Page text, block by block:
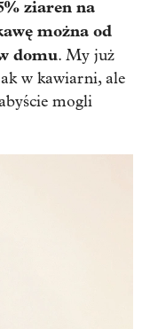
ziaren na
można od
domu. My już
w kawiarni, ale
mogli